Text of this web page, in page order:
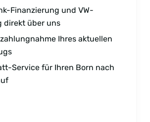
Finanzierung und VW-
direkt über uns
Ihres aktuellen
Service für Ihren Born nach